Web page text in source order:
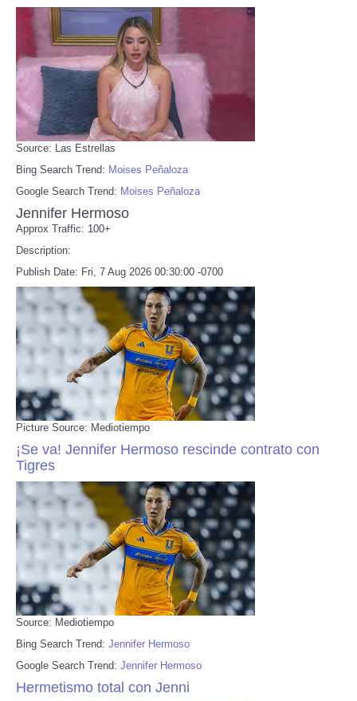
Source: Las Estrellas
Bing Search Trend: Moises Peñaloza
Google Search Trend: Moises Peñaloza
Jennifer Hermoso
Approx Traffic: 100+
Description:
Publish Date: Fri, 7 Aug 2026 00:30:00 -0700
Picture Source: Mediotiempo
¡Se va! Jennifer Hermoso rescinde contrato con
Tigres
Source: Mediotiempo
Bing Search Trend: Jennifer Hermoso
Google Search Trend: Jennifer Hermoso
Hermetismo total con Jenni